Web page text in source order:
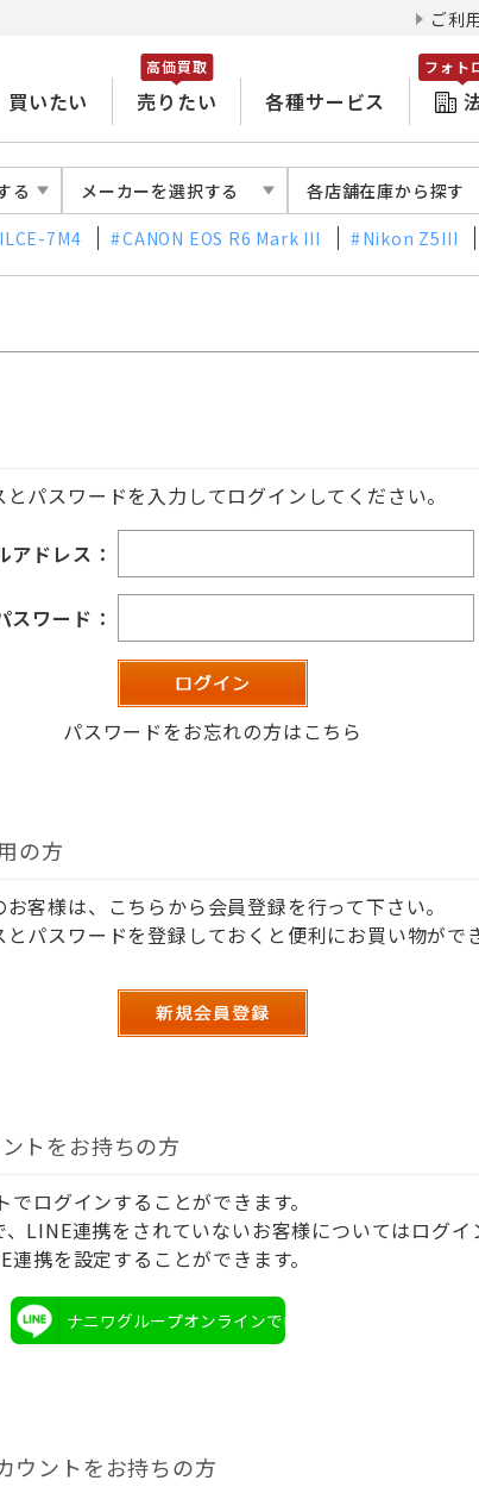
ご利
買いたい 売りたい
高価買取
各種サービス
フォト
る メーカーを選択する 各店舗在庫から探す
7M4 CANON EOS R6 Mark III Nikon Z5III
パスワードを入力してログインしてください。
アドレス：
スワード：
パスワードをお忘れの方はこちら
の方
客様は、こちらから会員登録を行って下さい。
とパスワードを登録しておくと便利にお買い物がで
トをお持ちの方
でログインすることができます。
、LINE連携をされていないお客様についてはログイ
連携を設定することができます。
ナニワグループオンラインでログイン
ウントをお持ちの方